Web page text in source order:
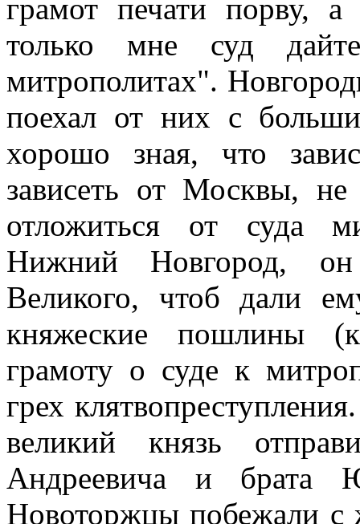
грамот печати порву,
только мне суд
митрополитах".
поехал от них с
хорошо зная, что
зависеть от Москвы, не
отложиться от суда
Нижний Новгород, он
Великого, чтоб дали
княжеские пошлины
грамоту о суде к
грех
великий князь
Андреевича и брата
Новоторжцы побежали с